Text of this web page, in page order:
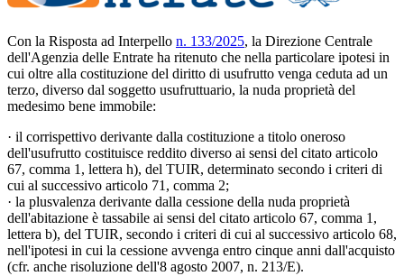
Con la Risposta ad Interpello n. 133/2025, la Direzione Centrale
dell'Agenzia delle Entrate ha ritenuto che nella particolare ipotesi in
cui oltre alla costituzione del diritto di usufrutto venga ceduta ad un
terzo, diverso dal soggetto usufruttuario, la nuda proprietà del
medesimo bene immobile:
· il corrispettivo derivante dalla costituzione a titolo oneroso
dell'usufrutto costituisce reddito diverso ai sensi del citato articolo
67, comma 1, lettera h), del TUIR, determinato secondo i criteri di
cui al successivo articolo 71, comma 2;
· la plusvalenza derivante dalla cessione della nuda proprietà
dell'abitazione è tassabile ai sensi del citato articolo 67, comma 1,
lettera b), del TUIR, secondo i criteri di cui al successivo articolo 68,
nell'ipotesi in cui la cessione avvenga entro cinque anni dall'acquisto
(cfr. anche risoluzione dell'8 agosto 2007, n. 213/E).